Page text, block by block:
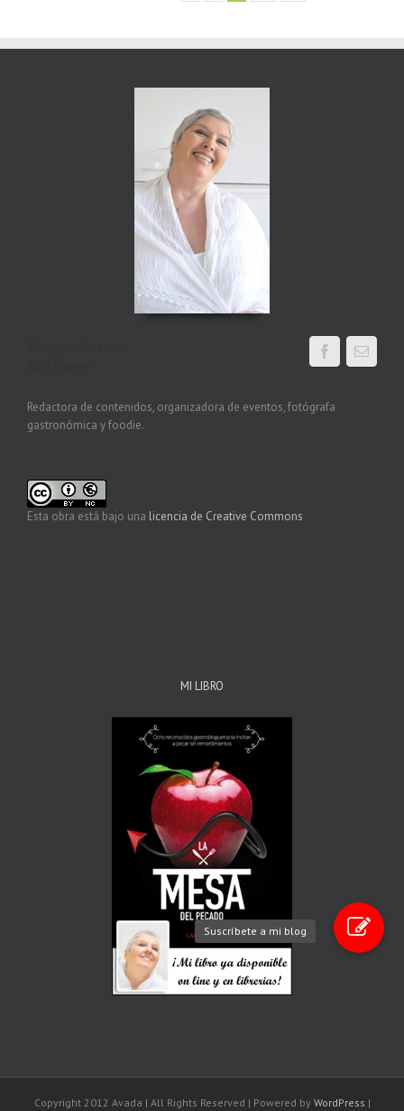
Redactora de contenidos, organizadora de eventos, fotógrafa
gastronómica y foodie.
Esta obra está bajo una licencia de Creative Commons
MI LIBRO
Copyright 2012 Avada | All Rights Reserved | Powered by WordPress |
Suscríbete a mi blog